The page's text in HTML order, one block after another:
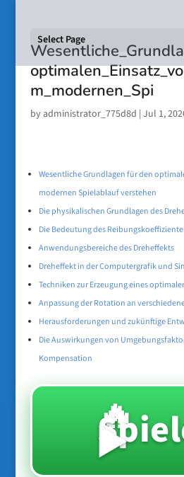
Select Page
m_modernen_Spi
byadministrator_775d8d | Jul 1,
Wesentliche Grundlagen für den
modernen Spielablauf verstehen
Die physikalischen Grundlagen des
Die Bedeutung des
Anwendungsbereiche des Dreheffekts
Dreheffekt in der Computergrafik und
Techniken zur Erzeugung eines
Anpassung der Rotation an
Herausforderungen und zukünftige
Die Auswirkungen von
Kompensation
🔥
▶️